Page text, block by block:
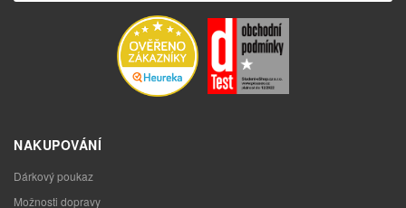
NAKUPOVÁNÍ
Dárkový poukaz
Možnosti dopravy